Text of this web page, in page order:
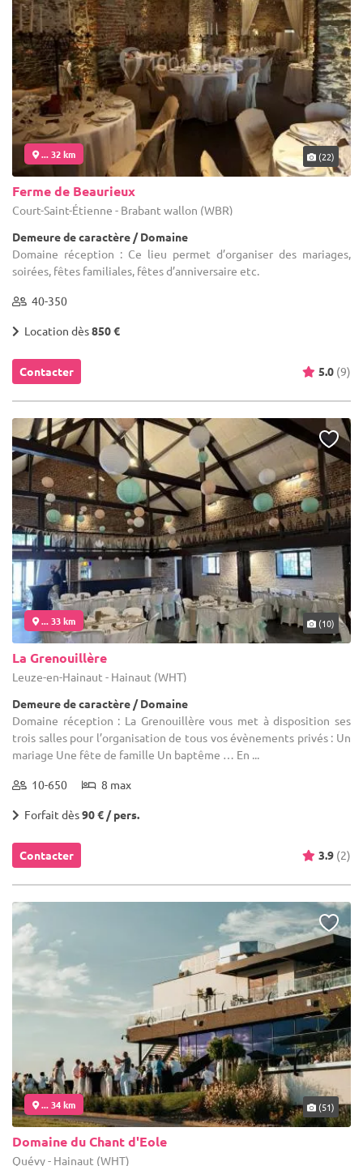
... 32 km (22)
Ferme de Beaurieux
Court-Saint-Étienne - Brabant wallon (WBR)
Demeure de caractère / Domaine
Domaine réception : Ce lieu permet d’organiser des mariages,
soirées, fêtes familiales, fêtes d’anniversaire etc.
40-350
Location dès850 €
Contacter 5.0 (9)
... 33 km (10)
La Grenouillère
Leuze-en-Hainaut - Hainaut (WHT)
Demeure de caractère / Domaine
Domaine réception : La Grenouillère vous met à disposition ses
trois salles pour l’organisation de tous vos évènements privés : Un
mariage Une fête de famille Un baptême … En ...
10-650 8 max
Forfait dès90 € / pers.
Contacter 3.9 (2)
... 34 km (51)
Domaine du Chant d'Eole
Quévy - Hainaut (WHT)